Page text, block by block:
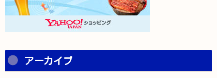
アーカイブ